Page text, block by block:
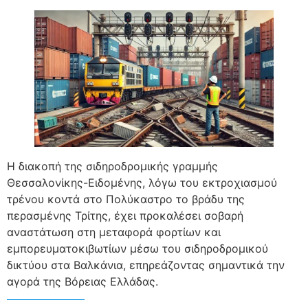
Η διακοπή της σιδηροδρομικής γραμμής
Θεσσαλονίκης-Ειδομένης, λόγω του εκτροχιασμού
τρένου κοντά στο Πολύκαστρο το βράδυ της
περασμένης Τρίτης, έχει προκαλέσει σοβαρή
αναστάτωση στη μεταφορά φορτίων και
εμπορευματοκιβωτίων μέσω του σιδηροδρομικού
δικτύου στα Βαλκάνια, επηρεάζοντας σημαντικά την
αγορά της Βόρειας Ελλάδας.